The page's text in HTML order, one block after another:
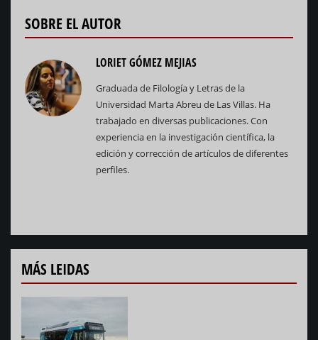
SOBRE EL AUTOR
LORIET GÓMEZ MEJIAS
Graduada de Filología y Letras de la
Universidad Marta Abreu de Las Villas. Ha
trabajado en diversas publicaciones. Con
experiencia en la investigación científica, la
edición y corrección de artículos de diferentes
perfiles.
MÁS LEIDAS